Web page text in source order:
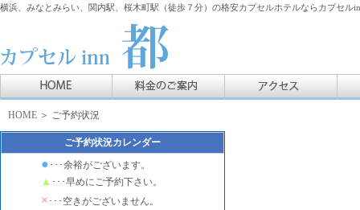
横浜、みなとみらい、関内駅、桜木町駅（徒歩７分）の格安カプセルホテルならカプセル
HOME ＞ ご予約状況
ご予約状況カレンダー
● ･･･余裕がございます。
▲ ･･･早めにご予約下さい。
× ･･･空きがございません。